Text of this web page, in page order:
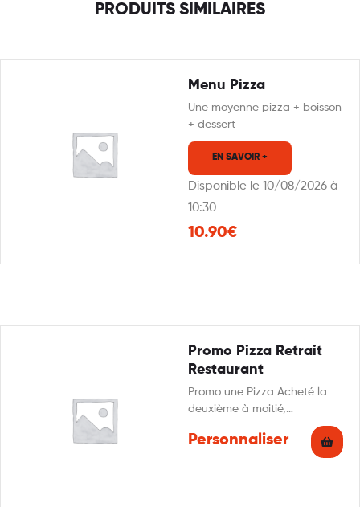
PRODUITS SIMILAIRES
Menu Pizza
Une moyenne pizza + boisson
+ dessert
EN SAVOIR +
Disponible le 10/08/2026 à
10:30
10.90€
Promo Pizza Retrait
Restaurant
Promo une Pizza Acheté la
deuxième à moitié,
Moyenne et Grandes…
Personnaliser